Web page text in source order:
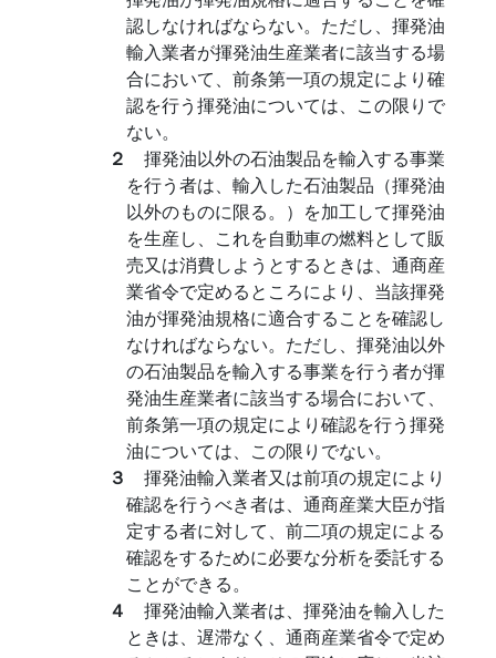
認しなければならない。ただし、揮発油
輸入業者が揮発油生産業者に該当する場
合において、前条第一項の規定により確
認を行う揮発油については、この限りで
ない。
２ 揮発油以外の石油製品を輸入する事業
を行う者は、輸入した石油製品（揮発油
以外のものに限る。）を加工して揮発油
を生産し、これを自動車の燃料として販
売又は消費しようとするときは、通商産
業省令で定めるところにより、当該揮発
油が揮発油規格に適合することを確認し
なければならない。ただし、揮発油以外
の石油製品を輸入する事業を行う者が揮
発油生産業者に該当する場合において、
前条第一項の規定により確認を行う揮発
油については、この限りでない。
３ 揮発油輸入業者又は前項の規定により
確認を行うべき者は、通商産業大臣が指
定する者に対して、前二項の規定による
確認をするために必要な分析を委託する
ことができる。
４ 揮発油輸入業者は、揮発油を輸入した
ときは、遅滞なく、通商産業省令で定め